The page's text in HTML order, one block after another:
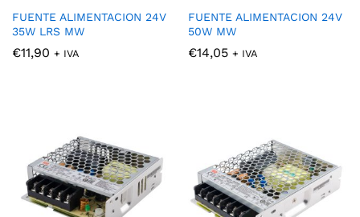
FUENTE ALIMENTACION 24V
35W LRS MW
€11,90 + IVA
FUENTE ALIMENTACION 24V
50W MW
€14,05 + IVA